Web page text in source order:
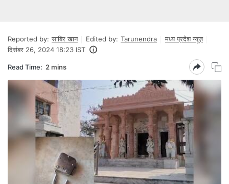
Reported by: साबिर खान Edited by: Tarunendra
मध्य प्रदेश न्यूज़
दिसंबर 26, 2024 18:23 IST
Read Time: 2 mins